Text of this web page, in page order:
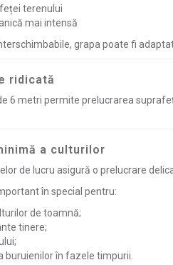
terenului
mai intensă
grapa poate fi
ridicată
6 metri permite prelucrarea
a culturilor
de lucru asigură o prelucrare
în special pentru:
de toamnă;
tinere;
buruienilor în fazele timpurii.